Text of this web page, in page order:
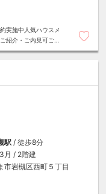
実施中人気ハウスメ
紹介・ご内見可ご予
駅 / 徒歩8分
月 / 2階建
市岩槻区西町５丁目